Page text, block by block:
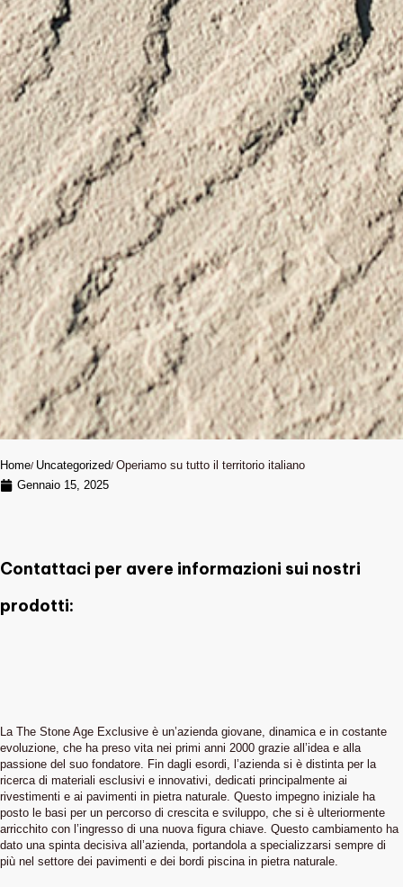
Home Uncategorized Operiamo su tutto il territorio italiano
Gennaio 15, 2025
Contattaci per avere informazioni sui nostri
prodotti:
La The Stone Age Exclusive è un’azienda giovane, dinamica e in costante
evoluzione, che ha preso vita nei primi anni 2000 grazie all’idea e alla
passione del suo fondatore. Fin dagli esordi, l’azienda si è distinta per la
ricerca di materiali esclusivi e innovativi, dedicati principalmente ai
rivestimenti e ai pavimenti in pietra naturale. Questo impegno iniziale ha
posto le basi per un percorso di crescita e sviluppo, che si è ulteriormente
arricchito con l’ingresso di una nuova figura chiave. Questo cambiamento ha
dato una spinta decisiva all’azienda, portandola a specializzarsi sempre di
più nel settore dei pavimenti e dei bordi piscina in pietra naturale.